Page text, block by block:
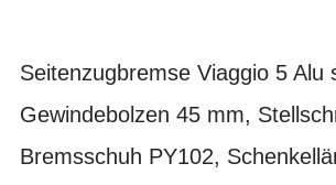
Seitenzugbremse Viaggio 5 Alu
Gewindebolzen 45 mm,
Bremsschuh PY102,